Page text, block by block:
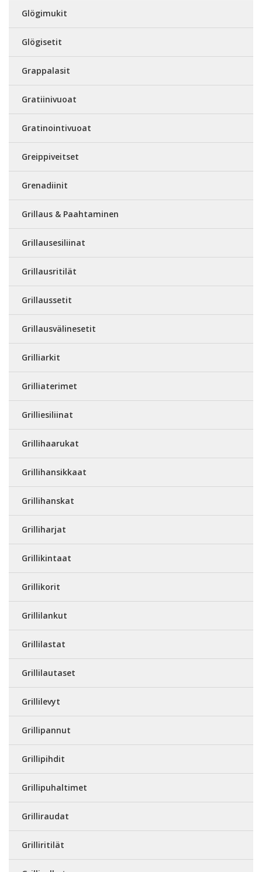
Glögimukit
Glögisetit
Grappalasit
Gratiinivuoat
Gratinointivuoat
Greippiveitset
Grenadiinit
Grillaus & Paahtaminen
Grillausesiliinat
Grillausritilät
Grillaussetit
Grillausvälinesetit
Grilliarkit
Grilliaterimet
Grilliesiliinat
Grillihaarukat
Grillihansikkaat
Grillihanskat
Grilliharjat
Grillikintaat
Grillikorit
Grillilankut
Grillilastat
Grillilautaset
Grillilevyt
Grillipannut
Grillipihdit
Grillipuhaltimet
Grilliraudat
Grilliritilät